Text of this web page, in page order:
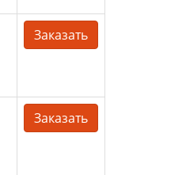
Заказать
Заказать